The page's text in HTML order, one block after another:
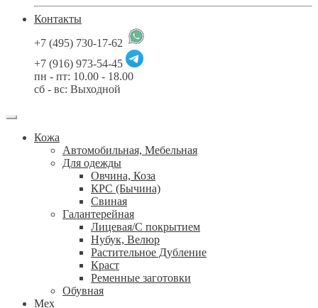
Контакты
+7 (495) 730-17-62
+7 (916) 973-54-45
пн - пт: 10.00 - 18.00
сб - вс: Выходной
Кожа
Автомобильная, Мебельная
Для одежды
Овчина, Коза
КРС (Бычина)
Свиная
Галантерейная
Лицевая/С покрытием
Нубук, Велюр
Растительное Дубление
Краст
Ременные заготовки
Обувная
Мех